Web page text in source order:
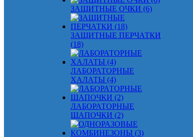
ЗАЩИТНЫЕ ОЧКИ (6)
ЗАЩИТНЫЕ ПЕРЧАТКИ
(18)
ЛАБОРАТОРНЫЕ
ХАЛАТЫ (4)
ЛАБОРАТОРНЫЕ
ШАПОЧКИ (2)